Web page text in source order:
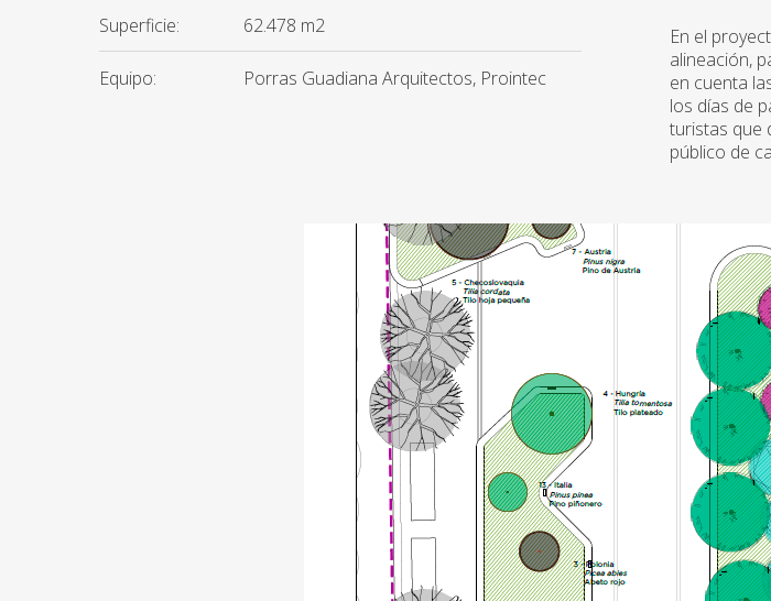
Superficie: 62.478 m2
Equipo: Porras Guadiana Arquitectos, Prointec
En el
alineación,
en cuenta
los días de
turistas que
público de